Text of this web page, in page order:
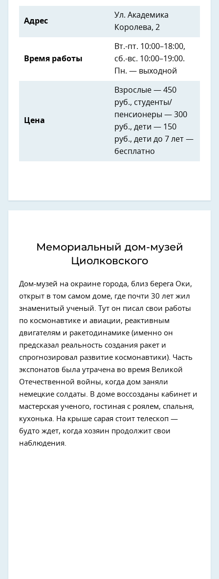
Адрес
Ул. Академика
Королева, 2
Время работы
Вт.-пт. 10:00–18:00,
сб.-вс. 10:00–19:00.
Пн. — выходной
Цена
Взрослые — 450
руб., студенты/
пенсионеры — 300
руб., дети — 150
руб., дети до 7 лет —
бесплатно
Мемориальный дом-музей
Циолковского
Дом-музей на окраине города, близ берега Оки,
открыт в том самом доме, где почти 30 лет жил
знаменитый ученый. Тут он писал свои работы
по космонавтике и авиации, реактивным
двигателям и ракетодинамике (именно он
предсказал реальность создания ракет и
спрогнозировал развитие космонавтики). Часть
экспонатов была утрачена во время Великой
Отечественной войны, когда дом заняли
немецкие солдаты. В доме воссозданы кабинет и
мастерская ученого, гостиная с роялем, спальня,
кухонька. На крыше сарая стоит телескоп —
будто ждет, когда хозяин продолжит свои
наблюдения.